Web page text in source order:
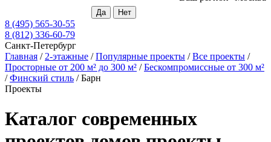
8 (495) 565-30-55
8 (812) 336-60-79
Санкт-Петербург
Главная / 2-этажные /Популярные проекты /Все проекты /
Просторные от 200 м² до 300 м² /Бескомпромиссные от 300 м²
/Финский стиль /Барн
Проекты
Каталог современных